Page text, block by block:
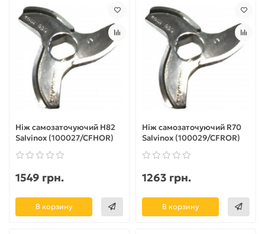
Ніж самозаточуючий H82
Salvinox (100027/CFHOR)
1549 грн.
В корзину
Ніж самозаточуючий R70
Salvinox (100029/CFROR)
1263 грн.
В корзину